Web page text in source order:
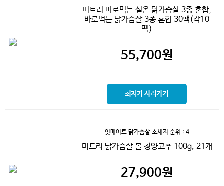
미트리 바로먹는 실온 닭가슴살 3종 혼합,
바로먹는 닭가슴살 3종 혼합 30팩(각10
팩)
55,700원
최저가 사러가기
잇메이트 닭가슴살 소세지 순위 : 4
미트리 닭가슴살 볼 청양고추 100g, 21개
27,900원